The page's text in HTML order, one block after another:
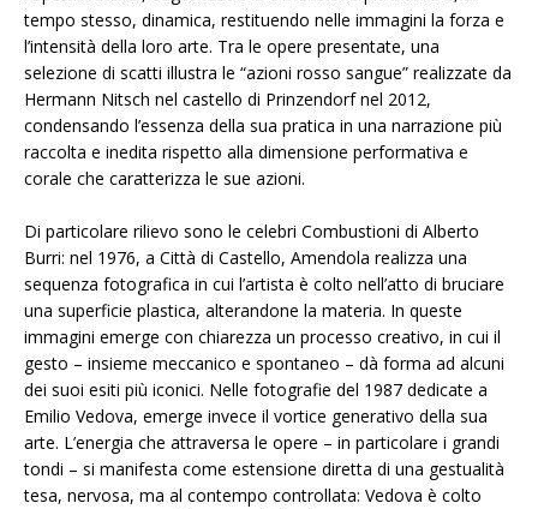
tempo stesso, dinamica, restituendo nelle immagini la forza e
l’intensità della loro arte. Tra le opere presentate, una
selezione di scatti illustra le “azioni rosso sangue” realizzate da
Hermann Nitsch nel castello di Prinzendorf nel 2012,
condensando l’essenza della sua pratica in una narrazione più
raccolta e inedita rispetto alla dimensione performativa e
corale che caratterizza le sue azioni.
Di particolare rilievo sono le celebri Combustioni di Alberto
Burri: nel 1976, a Città di Castello, Amendola realizza una
sequenza fotografica in cui l’artista è colto nell’atto di bruciare
una superficie plastica, alterandone la materia. In queste
immagini emerge con chiarezza un processo creativo, in cui il
gesto – insieme meccanico e spontaneo – dà forma ad alcuni
dei suoi esiti più iconici. Nelle fotografie del 1987 dedicate a
Emilio Vedova, emerge invece il vortice generativo della sua
arte. L’energia che attraversa le opere – in particolare i grandi
tondi – si manifesta come estensione diretta di una gestualità
tesa, nervosa, ma al contempo controllata: Vedova è colto